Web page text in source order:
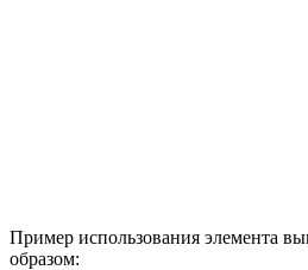
Пример использования элемента
образом: